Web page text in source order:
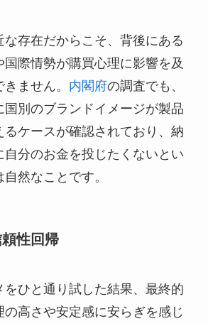
存在だからこそ、背後にある
国際情勢が購買心理に影響を及
ません。 内閣府の調査でも、
国別のブランドイメージが製品
るケースが確認されており、納
自分のお金を投じたくないとい
然なことです。
性回帰
をひと通り試した結果、最終的
の高さや安定感に安らぎを感じ